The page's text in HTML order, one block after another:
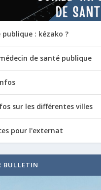
publique : kézako ?
de santé publique
sur les différentes villes
pour l'externat
BULLETIN